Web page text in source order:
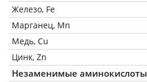
Железо, Fe
Марганец, Mn
Медь, Cu
Цинк, Zn
Незаменимые аминокислоты